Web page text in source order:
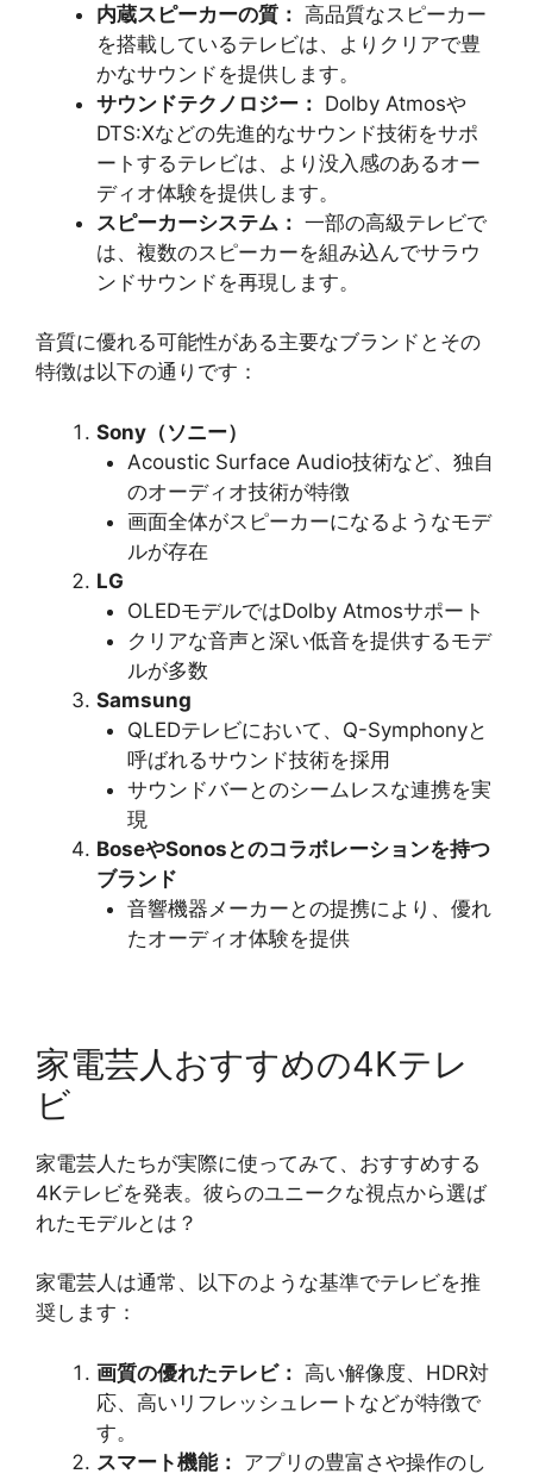
内蔵スピーカーの質： 高品質なスピーカー
を搭載しているテレビは、よりクリアで豊
かなサウンドを提供します。
サウンドテクノロジー： Dolby Atmosや
DTS:Xなどの先進的なサウンド技術をサポ
ートするテレビは、より没入感のあるオー
ディオ体験を提供します。
スピーカーシステム： 一部の高級テレビで
は、複数のスピーカーを組み込んでサラウ
ンドサウンドを再現します。
音質に優れる可能性がある主要なブランドとその
特徴は以下の通りです：
Sony（ソニー）
Acoustic Surface Audio技術など、独自
のオーディオ技術が特徴
画面全体がスピーカーになるようなモデ
ルが存在
LG
OLEDモデルではDolby Atmosサポート
クリアな音声と深い低音を提供するモデ
ルが多数
Samsung
QLEDテレビにおいて、Q-Symphonyと
呼ばれるサウンド技術を採用
サウンドバーとのシームレスな連携を実
現
BoseやSonosとのコラボレーションを持つ
ブランド
音響機器メーカーとの提携により、優れ
たオーディオ体験を提供
家電芸人おすすめの4Kテレ
ビ
家電芸人たちが実際に使ってみて、おすすめする
4Kテレビを発表。彼らのユニークな視点から選ば
れたモデルとは？
家電芸人は通常、以下のような基準でテレビを推
奨します：
画質の優れたテレビ： 高い解像度、HDR対
応、高いリフレッシュレートなどが特徴で
す。
スマート機能： アプリの豊富さや操作のし